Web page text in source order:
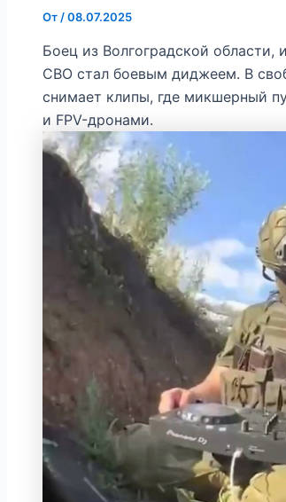
От /08.07.2025
Боец из Волгоградской области,
СВО стал боевым диджеем. В
снимает клипы, где микшерный
и FPV-дронами.